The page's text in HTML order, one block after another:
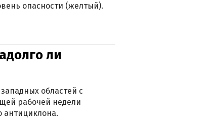
опасности (желтый).
ли
областей с
рабочей недели
антициклона.